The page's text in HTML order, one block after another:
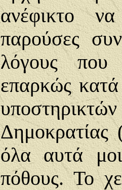
ανέφικτο
παρούσες
λόγους που
επαρκώς
Δημοκρατίας
όλα αυτά
πόθους. Το